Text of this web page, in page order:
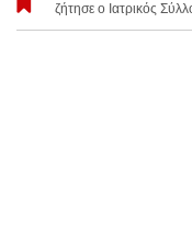
ζήτησε ο Ιατρικός